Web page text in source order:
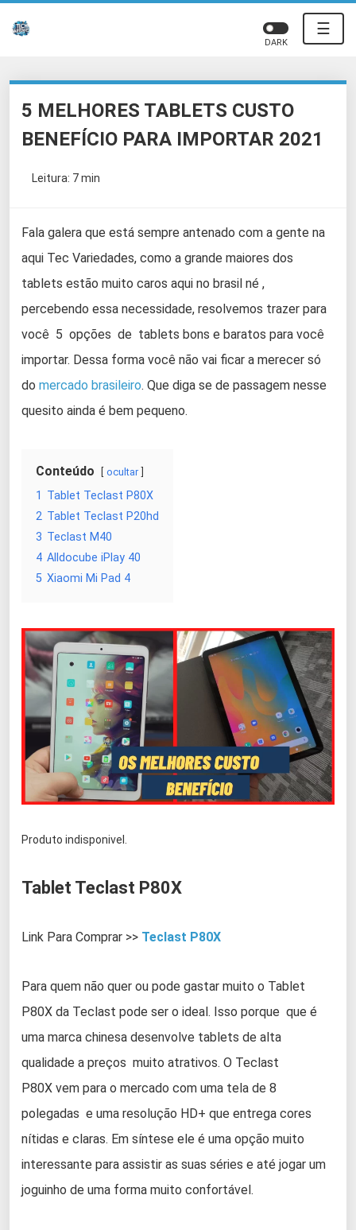
☰
DARK
5 MELHORES TABLETS CUSTO
BENEFÍCIO PARA IMPORTAR 2021
Leitura: 7 min
Fala galera que está sempre antenado com a gente na
aqui Tec Variedades, como a grande maiores dos
tablets estão muito caros aqui no brasil né ,
percebendo essa necessidade, resolvemos trazer para
você 5 opções de tablets bons e baratos para você
importar. Dessa forma você não vai ficar a merecer só
do mercado brasileiro. Que diga se de passagem nesse
quesito ainda é bem pequeno.
Conteúdo ocultar
1 Tablet Teclast P80X
2 Tablet Teclast P20hd
3 Teclast M40
4 Alldocube iPlay 40
5 Xiaomi Mi Pad 4
Produto indisponivel.
Tablet Teclast P80X
Link Para Comprar >> Teclast P80X
Para quem não quer ou pode gastar muito o Tablet
P80X da Teclast pode ser o ideal. Isso porque que é
uma marca chinesa desenvolve tablets de alta
qualidade a preços muito atrativos. O Teclast
P80X vem para o mercado com uma tela de 8
polegadas e uma resolução HD+ que entrega cores
nítidas e claras. Em síntese ele é uma opção muito
interessante para assistir as suas séries e até jogar um
joguinho de uma forma muito confortável.